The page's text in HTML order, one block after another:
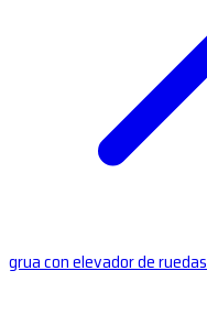
grua con elevador de ruedas